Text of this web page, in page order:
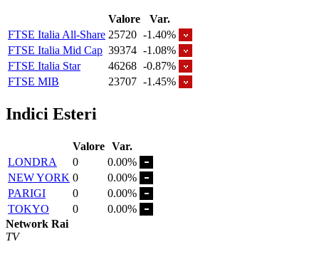
Valore
Var.
FTSE Italia All-Share 25720 -1.40%
FTSE Italia Mid Cap 39374 -1.08%
FTSE Italia Star
46268 -0.87%
FTSE MIB
23707 -1.45%
Indici Esteri
Valore Var.
LONDRA
0
0.00%
NEW YORK 0
0.00%
PARIGI
0
0.00%
TOKYO
0
0.00%
Network Rai
TV